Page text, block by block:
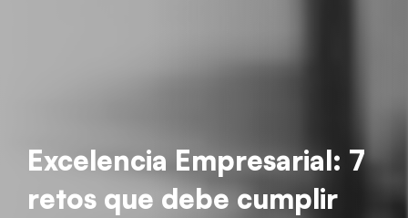
Excelencia Empresarial: 7
retos que debe cumplir